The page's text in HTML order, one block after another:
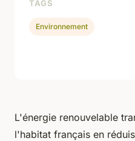
L'énergie renouvelable
l'habitat français en
TAGS
Environnement